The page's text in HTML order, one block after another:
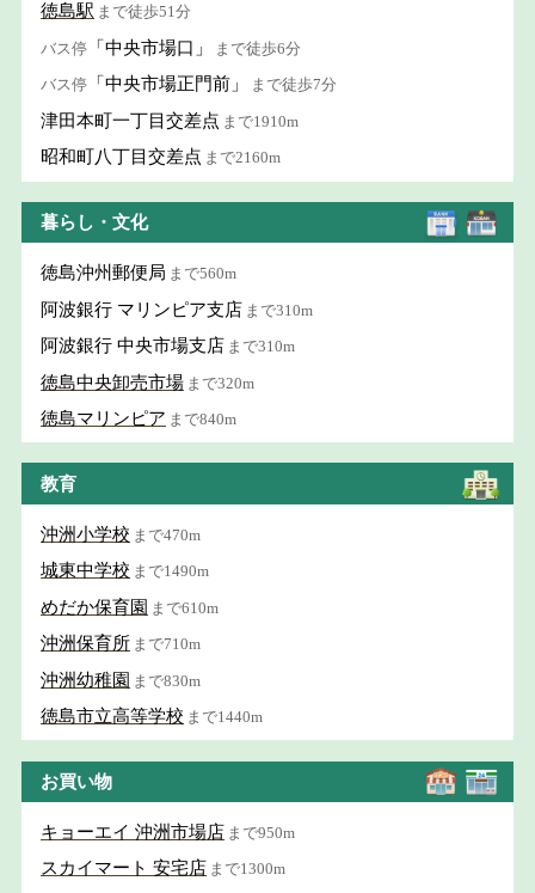
徳島駅 まで徒歩51分
バス停 「中央市場口」 まで徒歩6分
バス停 「中央市場正門前」 まで徒歩7分
津田本町一丁目交差点 まで1910m
昭和町八丁目交差点 まで2160m
暮らし・文化
徳島沖州郵便局 まで560m
阿波銀行 マリンピア支店 まで310m
阿波銀行 中央市場支店 まで310m
徳島中央卸売市場 まで320m
徳島マリンピア まで840m
教育
沖洲小学校 まで470m
城東中学校 まで1490m
めだか保育園 まで610m
沖洲保育所 まで710m
沖洲幼稚園 まで830m
徳島市立高等学校 まで1440m
お買い物
キョーエイ 沖洲市場店 まで950m
スカイマート 安宅店 まで1300m